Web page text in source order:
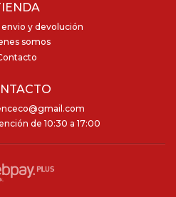
y devolución
somos
de 10:30 a 17:00